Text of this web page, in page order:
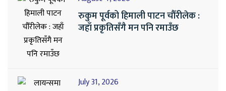
रुकुम पूर्वको हिमाली पाटन चौँरीलेक :
जहाँ प्रकृतिसँगै मन पनि रमाउँछ
July 31, 2026